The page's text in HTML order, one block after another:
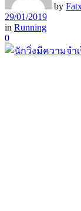
by
29/01/2019
in Running
0